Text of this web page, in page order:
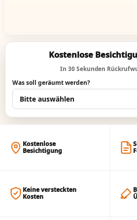
Kostenlose
In 30 Sekunden
Was soll geräumt werden?
Kostenlose
Besichtigung
Keine versteckten
Kosten